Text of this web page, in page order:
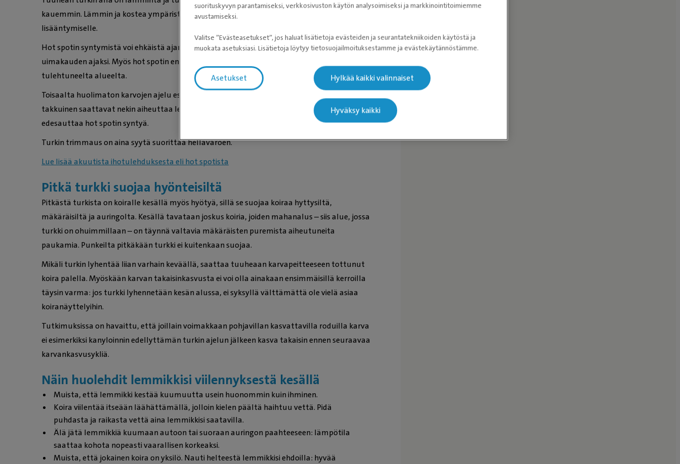
kauemmin. Lämmin ja kostea ympäristö tarjoaa hyvät olosuhteet bakteerien
lisääntymiselle.
Hot spotin syntymistä voi ehkäistä ajamalla tai ohentamalla koiran turkkia kesä- ja
uimakauden ajaksi. Myös hot spotin ensiapuna suositellaan karvojen leikkaamista
tulehtuneelta alueelta.
Toisaalta huolimaton karvojen ajelu esimerkiksi kuluneella koneella tai turkin ollessa
takkuinen saattavat nekin aiheuttaa lemmikin iholle pieniä pintavaurioita, jotka voivat
edesauttaa hot spotin syntyä.
Turkin trimmaus on aina syytä suorittaa hellävaroen.
Lue lisää akuutista ihotulehduksesta eli hot spotista
Pitkä turkki suojaa hyönteisiltä
Pitkästä turkista on koiralle kesällä myös hyötyä, sillä se suojaa koiraa hyttysiltä,
mäkäräisiltä ja auringolta. Kesällä tavataan joskus koiria, joiden mahanalus – siis alue, jossa
turkki on ohuimmillaan – on täynnä valtavia mäkäräisten puremista aiheutuneita
paukamia. Punkeilta pitkäkään turkki ei kuitenkaan suojaa.
Mikäli turkin lyhentää liian varhain keväällä, saattaa tuuheaan karvapeitteeseen tottunut
koira palella. Myöskään karvan takaisinkasvusta ei voi olla ainakaan ensimmäisillä kerroilla
täysin varma: jos turkki lyhennetään kesän alussa, ei syksyllä välttämättä ole vielä asiaa
koiranäyttelyihin.
Tutkimuksissa on havaittu, että joillain voimakkaan pohjavillan kasvattavilla roduilla karva
ei esimerkiksi kanyloinnin edellyttämän turkin ajelun jälkeen kasva takaisin ennen seuraavaa
karvankasvusykliä.
Näin huolehdit lemmikkisi viilennyksestä kesällä
Muista, että lemmikki kestää kuumuutta usein huonommin kuin ihminen.
Koira viilentää itseään läähättämällä, jolloin kielen päältä haihtuu vettä. Pidä
puhdasta ja raikasta vettä aina lemmikkisi saatavilla.
Älä jätä lemmikkiä kuumaan autoon tai suoraan auringon paahteeseen: lämpötila
saattaa kohota nopeasti vaarallisen korkeaksi.
Muista, että jokainen koira on yksilö. Nauti helteestä lemmikkisi ehdoilla: hyvää
suorituskyvyn parantamiseksi, verkkosivuston käytön analysoimiseksi ja markkinointitoimiemme
avustamiseksi.
Valitse ”Evästeasetukset”, jos haluat lisätietoja evästeiden ja seurantatekniikoiden käytöstä ja
muokata asetuksiasi. Lisätietoja löytyy tietosuojailmoituksestamme ja evästekäytännöstämme.
Asetukset Hylkää kaikki valinnaiset
Hyväksy kaikki